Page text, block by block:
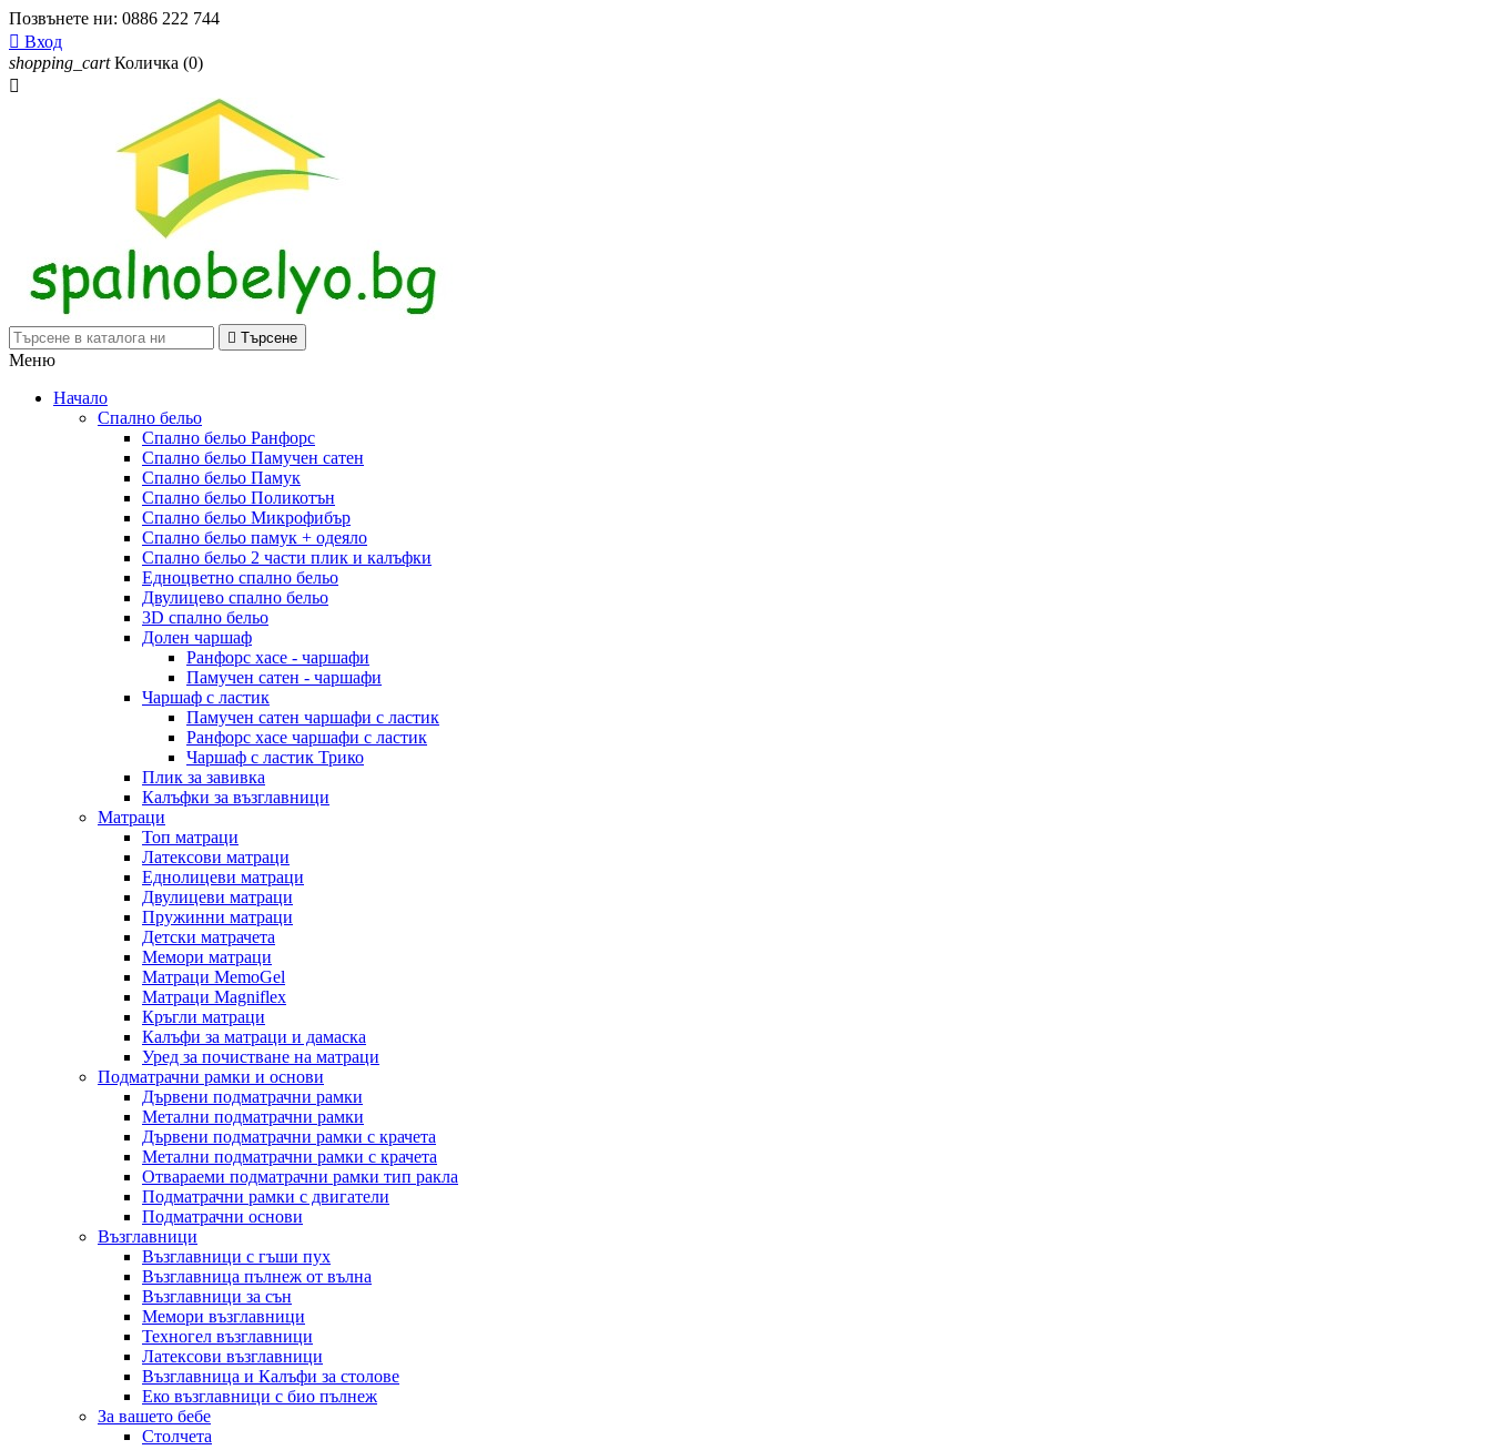
Позвънете ни: 0886 222 744
 Вход
shopping_cart Количка (0)

 Търсене
Меню
Начало
Спално бельо
Спално бельо Ранфорс
Спално бельо Памучен сатен
Спално бельо Памук
Спално бельо Поликотън
Спално бельо Микрофибър
Спално бельо памук + одеяло
Спално бельо 2 части плик и калъфки
Eдноцветно спално бельо
Двулицево спално бельо
3D спално бельо
Долен чаршаф
Ранфорс хасе - чаршафи
Памучен сатен - чаршафи
Чаршаф с ластик
Памучен сатен чаршафи с ластик
Ранфорс хасе чаршафи с ластик
Чаршаф с ластик Трико
Плик за завивкa
Калъфки за възглавници
Матраци
Топ матраци
Латексови матраци
Еднолицеви матраци
Двулицеви матраци
Пружинни матраци
Детски матрачета
Мемори матраци
Mатраци MemoGel
Матраци Мagniflex
Кръгли матраци
Калъфи за матраци и дамаска
Уред за почистване на матраци
Подматрачни рамки и основи
Дървени подматрачни рамки
Метални подматрачни рамки
Дървени подматрачни рамки с крачета
Метални подматрачни рамки с крачета
Отвараеми подматрачни рамки тип ракла
Подматрачни рамки с двигатели
Подматрачни основи
Възглавници
Възглавници с гъши пух
Възглавница пълнеж от вълна
Възглавници за сън
Мемори възглавници
Техногел възглавници
Латексови възглавници
Възглавница и Калъфи за столове
Еко възглавници с био пълнеж
За вашето бебе
Столчета